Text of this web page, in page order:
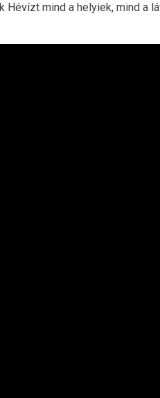
mind a helyiek, mind a